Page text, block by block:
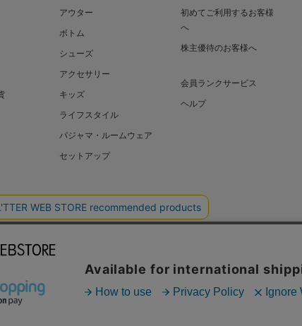
アウター
ボトム
シューズ
アクセサリー
キッズ
ライフスタイル
パジャマ・ルームウェア
セットアップ
初めてご利用するお客様
へ
株主優待のお客様へ
会員ランクサービス
ヘルプ
LIMITED SHEL’TTER GREEN
JAPAN LIMITED ALL RIGHTS RESERVED.